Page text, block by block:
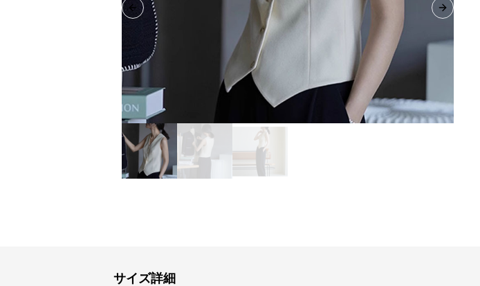
Previous slide Next slide
サイズ詳細